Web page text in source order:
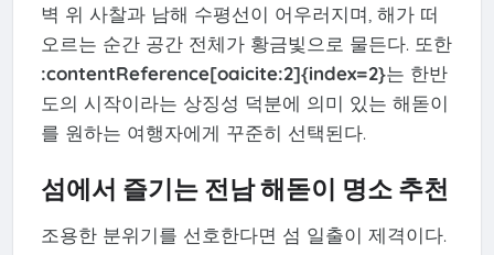
벽 위 사찰과 남해 수평선이 어우러지며, 해가 떠
오르는 순간 공간 전체가 황금빛으로 물든다. 또한
:contentReference[oaicite:2]{index=2}는 한반
도의 시작이라는 상징성 덕분에 의미 있는 해돋이
를 원하는 여행자에게 꾸준히 선택된다.
섬에서 즐기는 전남 해돋이 명소 추천
조용한 분위기를 선호한다면 섬 일출이 제격이다.